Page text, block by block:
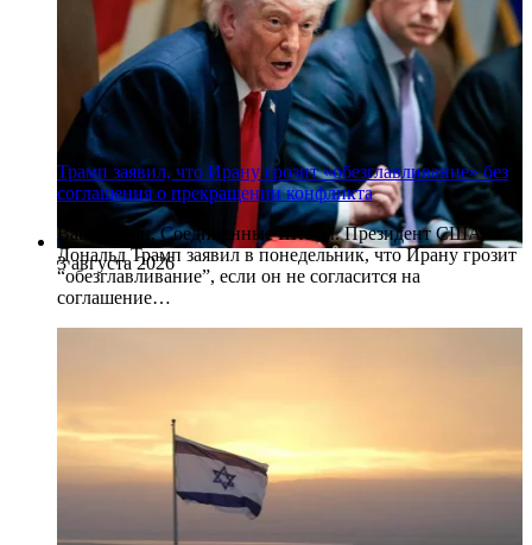
3 августа 2026
Трамп заявил, что Ирану грозит «обезглавливание» без
соглашения о прекращении конфликта
Вашингтон, Соединенные Штаты. Президент США
Дональд Трамп заявил в понедельник, что Ирану грозит
“обезглавливание”, если он не согласится на
соглашение…